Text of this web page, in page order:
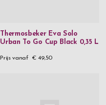
Thermosbeker Eva Solo
Urban To Go Cup Black 0,35 L
Prijs vanaf € 49,50